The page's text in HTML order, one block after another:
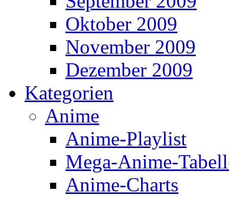
Oktober 2009
November 2009
Dezember 2009
Kategorien
Anime
Anime-Playlist
Mega-Anime-
Anime-Charts